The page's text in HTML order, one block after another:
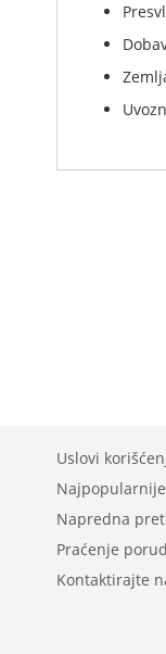
Uslovi
Napredna
Praćenje
Kontaktirajte